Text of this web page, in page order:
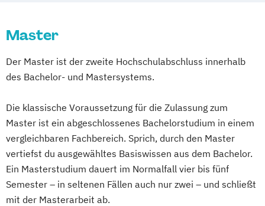
Beratung und Personalentwicklung
Finance
Accounting und Taxation (DE/EN)
Finanzmanagement für Bankkaufleute
Fitnessökonomie
Gartenbau
General Management
Gerontologie
Gesundheits- und Pflegepädagogik
Gesundheitsmanagement
Kinder- und Jugendlichenpsychotherapie
Psychotherapeutisches Propädeutikum
Psychotherapiewissenschaft
Rechtswissenschaften
Studiengang Bachelor Humanmedizin (in
den Vertiefungsrichtungen Human- und
Zahnmedizin)
Zahnmedizin
Master
Der Master ist der zweite Hochschulabschluss innerhalb
des Bachelor- und Mastersystems.
Die klassische Voraussetzung für die Zulassung zum
Master ist ein abgeschlossenes Bachelorstudium in einem
vergleichbaren Fachbereich. Sprich, durch den Master
vertiefst du ausgewähltes Basiswissen aus dem Bachelor.
Ein Masterstudium dauert im Normalfall vier bis fünf
Semester – in seltenen Fällen auch nur zwei – und schließt
mit der Masterarbeit ab.